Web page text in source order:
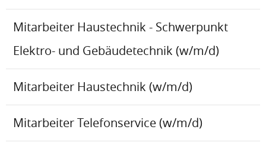
Mitarbeiter Haustechnik - Schwerpunkt
Elektro- und Gebäudetechnik (w/m/d)
Mitarbeiter Haustechnik (w/m/d)
Mitarbeiter Telefonservice (w/m/d)